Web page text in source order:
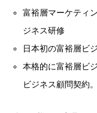
富裕層マーケティ
ジネス研修
日本初の富裕層ビ
本格的に富裕層ビ
ビジネス顧問契約。